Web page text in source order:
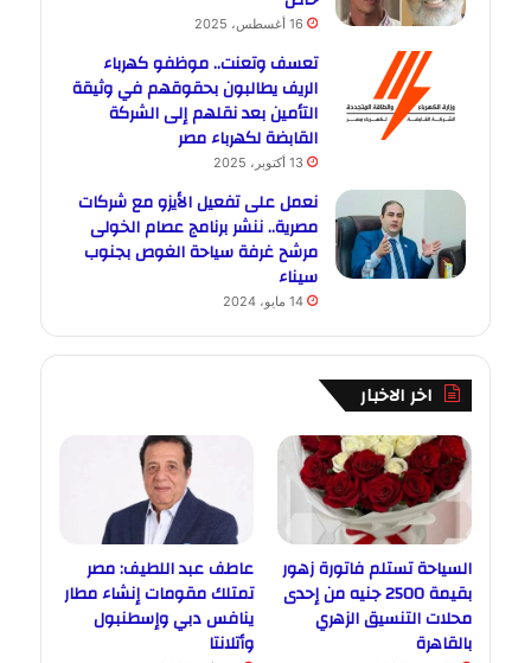
16 أغسطس، 2025
تعسف وتعنت.. موظفو كهرباء
الريف يطالبون بحقوقهم في وثيقة
التأمين بعد نقلهم إلى الشركة
القابضة لكهرباء مصر
13 أكتوبر، 2025
نعمل على تفعيل الأيزو مع شركات
مصرية.. ننشر برنامج عصام الخولى
مرشح غرفة سياحة الغوص بجنوب
سيناء
14 مايو، 2024
اخر الاخبار
السياحة تستلم فاتورة زهور
بقيمة 2500 جنيه من إحدى
محلات التنسيق الزهري
بالقاهرة
عاطف عبد اللطيف: مصر
تمتلك مقومات إنشاء مطار
ينافس دبي وإسطنبول
وأتلانتا